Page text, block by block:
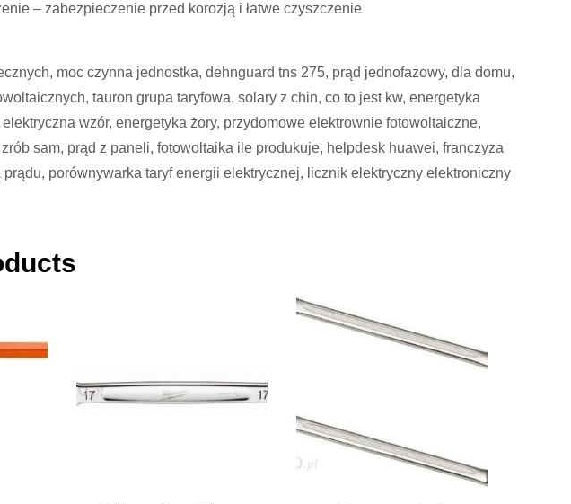
– zabezpieczenie przed korozją i łatwe czyszczenie
moc czynna jednostka, dehnguard tns 275, prąd jednofazowy, dla domu,
tauron grupa taryfowa, solary z chin, co to jest kw, energetyka
wzór, energetyka żory, przydomowe elektrownie fotowoltaiczne,
sam, prąd z paneli, fotowoltaika ile produkuje, helpdesk huawei, franczyza
porównywarka taryf energii elektrycznej, licznik elektryczny elektroniczny